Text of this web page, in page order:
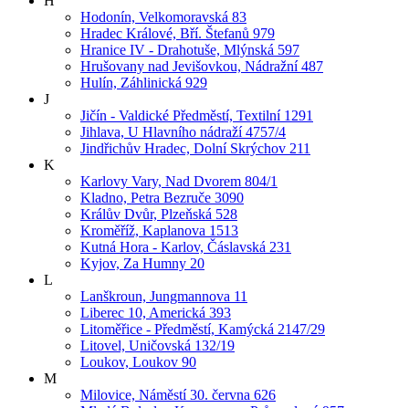
Hodonín, Velkomoravská 83
Hradec Králové, Bří. Štefanů 979
Hranice IV - Drahotuše, Mlýnská 597
Hrušovany nad Jevišovkou, Nádražní 487
Hulín, Záhlinická 929
J
Jičín - Valdické Předměstí, Textilní 1291
Jihlava, U Hlavního nádraží 4757/4
Jindřichův Hradec, Dolní Skrýchov 211
K
Karlovy Vary, Nad Dvorem 804/1
Kladno, Petra Bezruče 3090
Králův Dvůr, Plzeňská 528
Kroměříž, Kaplanova 1513
Kutná Hora - Karlov, Čáslavská 231
Kyjov, Za Humny 20
L
Lanškroun, Jungmannova 11
Liberec 10, Americká 393
Litoměřice - Předměstí, Kamýcká 2147/29
Litovel, Uničovská 132/19
Loukov, Loukov 90
M
Milovice, Náměstí 30. června 626